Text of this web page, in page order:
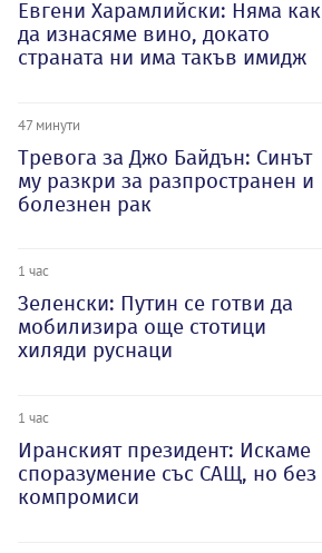
Евгени Харамлийски: Няма как
да изнасяме вино, докато
страната ни има такъв имидж
47 минути
Тревога за Джо Байдън: Синът
му разкри за разпространен и
болезнен рак
1 час
Зеленски: Путин се готви да
мобилизира още стотици
хиляди руснаци
1 час
Иранският президент: Искаме
споразумение със САЩ, но без
компромиси